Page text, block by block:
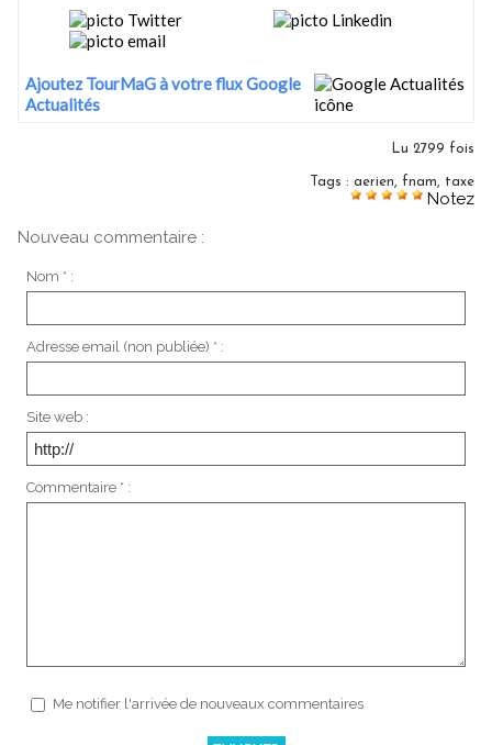
Ajoutez TourMaG à votre flux Google
Actualités
Lu 2799 fois
Tags : aerien, fnam, taxe
Notez
Nouveau commentaire :
Nom * :
Adresse email (non publiée) * :
Site web :
Commentaire * :
Me notifier l'arrivée de nouveaux commentaires